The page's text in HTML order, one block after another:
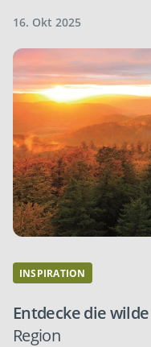
16. Okt 2025
INSPIRATION
Entdecke die
Region